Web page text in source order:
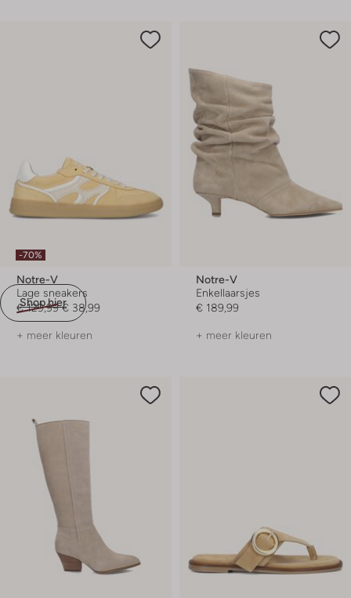
Shop hier
-70%
Notre-V
Lage sneakers
€ 129,99 € 38,99
+ meer kleuren
Notre-V
Enkellaarsjes
€ 189,99
+ meer kleuren